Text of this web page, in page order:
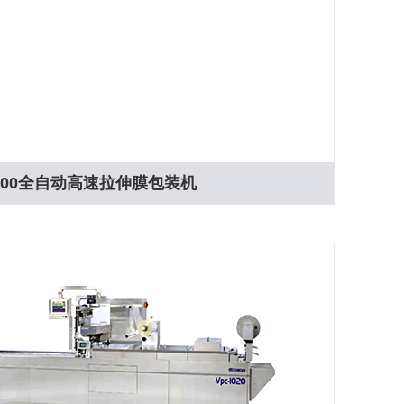
全自动高速拉伸膜包装机